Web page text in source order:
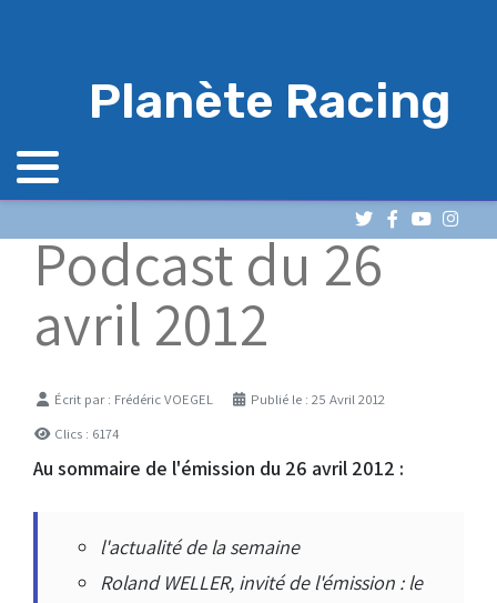
Planète Racing
Podcast du 26
avril 2012
DétailsÉcrit par : Frédéric VOEGEL
Publié le : 25 Avril 2012
Clics : 6174
Au sommaire de l'émission du 26 avril 2012 :
l'actualité de la semaine
Roland WELLER, invité de l'émission : le